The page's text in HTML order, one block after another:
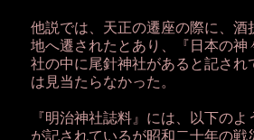
他説では、天正の遷座の際に、酒
地へ遷されたとあり、『日本の神
社の中に尾針神社があると記され
は見当たらなかった。
『明治神社誌料』には、以下の
が記されているが昭和二十年の戦